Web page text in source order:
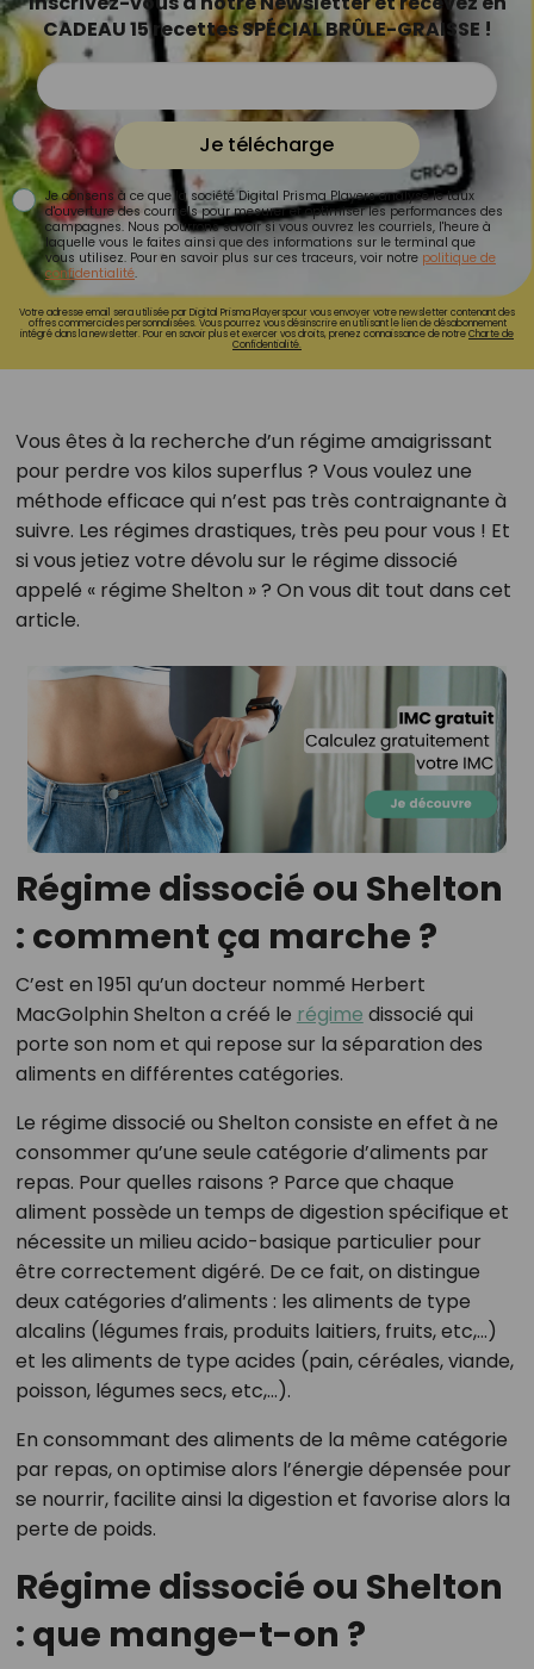
CADEAU 15 recettes SPÉCIAL BRÛLE-GRAISSE !
Je télécharge
Je consens à ce que la société Digital Prisma Players analyse le taux
d'ouverture des courriels pour mesurer et optimiser les performances des
campagnes. Nous pourrons savoir si vous ouvrez les courriels, l'heure à
laquelle vous le faites ainsi que des informations sur le terminal que
vous utilisez. Pour en savoir plus sur ces traceurs, voir notre politique de
confidentialité.
Votre adresse email sera utilisée par Digital Prisma Playerspour vous envoyer votre newsletter contenant des
offres commerciales personnalisées. Vous pourrez vous désinscrire en utilisant le lien de désabonnement
intégré dans la newsletter. Pour en savoir plus et exercer vos droits, prenez connaissance de notreCharte de
Confidentialité.
Vous êtes à la recherche d’un régime amaigrissant
pour perdre vos kilos superflus ? Vous voulez une
méthode efficace qui n’est pas très contraignante à
suivre. Les régimes drastiques, très peu pour vous ! Et
si vous jetiez votre dévolu sur le régime dissocié
appelé « régime Shelton » ? On vous dit tout dans cet
article.
Régime dissocié ou Shelton
: comment ça marche ?
C’est en 1951 qu’un docteur nommé Herbert
MacGolphin Shelton a créé le régime dissocié qui
porte son nom et qui repose sur la séparation des
aliments en différentes catégories.
Le régime dissocié ou Shelton consiste en effet à ne
consommer qu’une seule catégorie d’aliments par
repas. Pour quelles raisons ? Parce que chaque
aliment possède un temps de digestion spécifique et
nécessite un milieu acido-basique particulier pour
être correctement digéré. De ce fait, on distingue
deux catégories d’aliments : les aliments de type
alcalins (légumes frais, produits laitiers, fruits, etc,…)
et les aliments de type acides (pain, céréales, viande,
poisson, légumes secs, etc,…).
En consommant des aliments de la même catégorie
par repas, on optimise alors l’énergie dépensée pour
se nourrir, facilite ainsi la digestion et favorise alors la
perte de poids.
Régime dissocié ou Shelton
: que mange-t-on ?